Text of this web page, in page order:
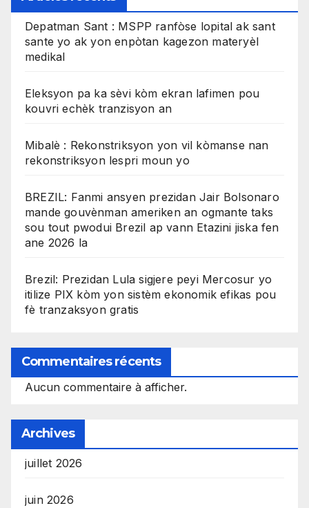
Depatman Sant : MSPP ranfòse lopital ak sant
sante yo ak yon enpòtan kagezon materyèl
medikal
Eleksyon pa ka sèvi kòm ekran lafimen pou
kouvri echèk tranzisyon an
Mibalè : Rekonstriksyon yon vil kòmanse nan
rekonstriksyon lespri moun yo
BREZIL: Fanmi ansyen prezidan Jair Bolsonaro
mande gouvènman ameriken an ogmante taks
sou tout pwodui Brezil ap vann Etazini jiska fen
ane 2026 la
Brezil: Prezidan Lula sigjere peyi Mercosur yo
itilize PIX kòm yon sistèm ekonomik efikas pou
fè tranzaksyon gratis
Commentaires récents
Aucun commentaire à afficher.
Archives
juillet 2026
juin 2026